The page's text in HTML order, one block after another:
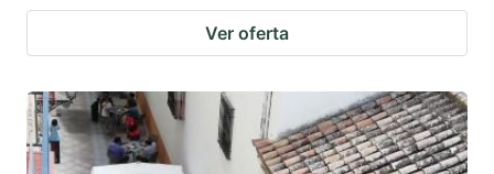
Ver oferta